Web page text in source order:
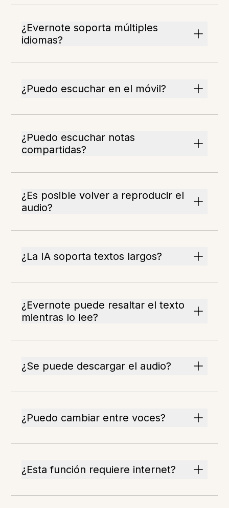
¿Evernote soporta múltiples
idiomas?
¿Puedo escuchar en el móvil?
¿Puedo escuchar notas
compartidas?
¿Es posible volver a reproducir el
audio?
¿La IA soporta textos largos?
¿Evernote puede resaltar el texto
mientras lo lee?
¿Se puede descargar el audio?
¿Puedo cambiar entre voces?
¿Esta función requiere internet?